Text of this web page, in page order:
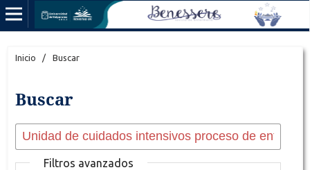
Inicio / Buscar
Buscar
Filtros avanzados